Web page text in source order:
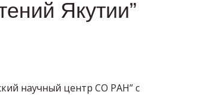
Якутии”
научный центр СО РАН” с